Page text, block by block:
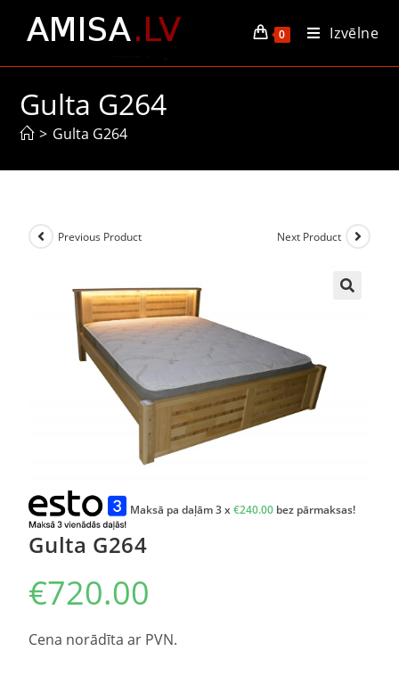
0 Izvēlne
Gulta G264
> Gulta G264
Previous Product Next Product
Maksā pa daļām 3 x€240.00 bez pārmaksas!
Gulta G264
€720.00
Cena norādīta ar PVN.